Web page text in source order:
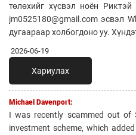
төлөхийг хүсвэл ноён
jm0525180@gmail.com эсвэл
дугаараар холбогдоно уу.
2026-06-19
Хариулах
Michael Davenport:
I was recently scammed out of
investment scheme, which